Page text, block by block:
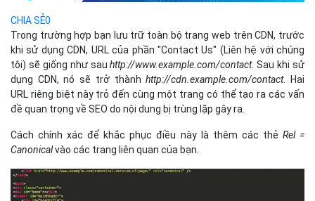
CHIA SẺ0
Trong trường hợp bạn lưu trữ toàn bộ trang web trên CDN, trước
khi sử dụng CDN, URL của phần "Contact Us" (Liên hệ với chúng
tôi) sẽ giống như sauhttp://www.example.com/contact. Sau khi sử
dụng CDN, nó sẽ trở thànhhttp://cdn.example.com/contact. Hai
URL riêng biệt này trỏ đến cùng một trang có thể tạo ra các vấn
đề quan trọng về SEO do nội dung bị trùng lặp gây ra.
Cách chính xác để khắc phục điều này là thêm các thẻ Rel =
Canonicalvào các trang liên quan của bạn.